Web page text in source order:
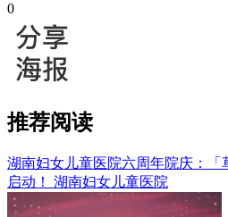
0
推荐阅读
湖南妇女儿童医院六周年院庆：
启动！ 湖南妇女儿童医院